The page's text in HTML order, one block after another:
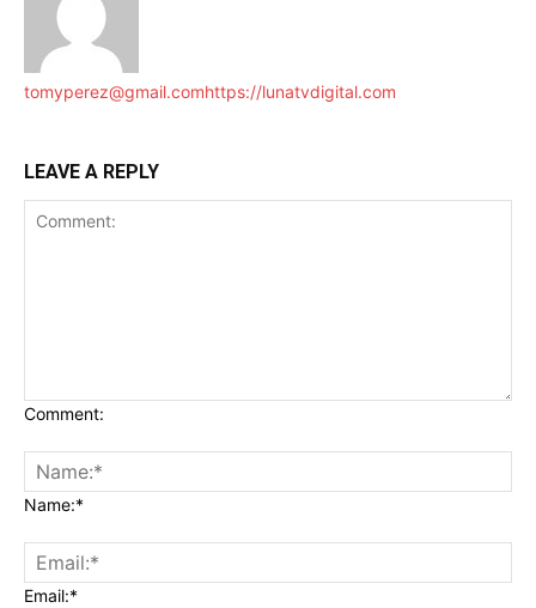
tomyperez@gmail.comhttps://lunatvdigital.com
LEAVE A REPLY
Comment:
Name:*
Email:*